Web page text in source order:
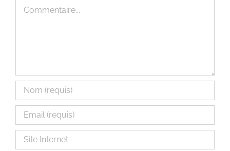
Commentaire